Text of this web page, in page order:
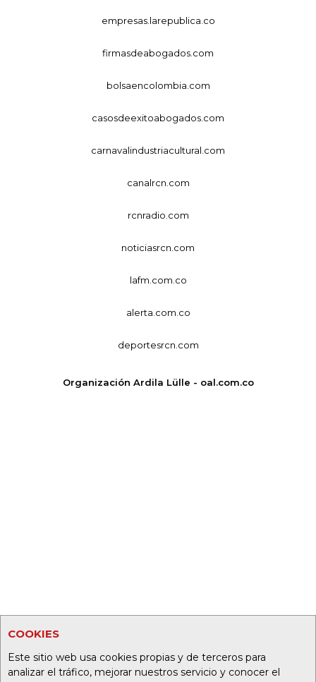
COOKIES
Este sitio web usa cookies propias y de terceros para
analizar el tráfico, mejorar nuestros servicio y conocer el
empresas.larepublica.co
firmasdeabogados.com
bolsaencolombia.com
casosdeexitoabogados.com
carnavalindustriacultural.com
canalrcn.com
rcnradio.com
noticiasrcn.com
lafm.com.co
alerta.com.co
deportesrcn.com
Organización Ardila Lülle - oal.com.co